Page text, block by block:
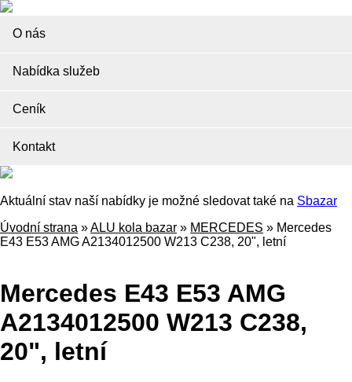
O nás
Nabídka služeb
Ceník
Kontakt
Aktuální stav naší nabídky je možné sledovat také na Sbazar
Úvodní strana »ALU kola bazar » MERCEDES » Mercedes
E43 E53 AMG A2134012500 W213 C238, 20", letní
Mercedes E43 E53 AMG
A2134012500 W213 C238,
20", letní